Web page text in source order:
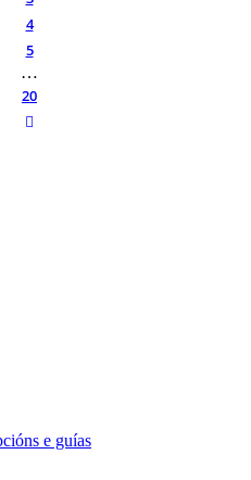
4
5
…
20
e guías